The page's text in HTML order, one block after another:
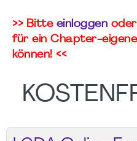
>> Bitte einloggen oder
für ein Chapter-
können! <<